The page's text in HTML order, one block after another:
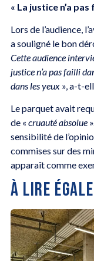
« La justice n’a pas
Lors de l’audience,
a souligné le bon
Cette audience
justice n’a pas failli
dans les yeux», a-t-
Le parquet avait
de « cruauté absolue
sensibilité de
commises sur des
apparaît comme
À LIRE